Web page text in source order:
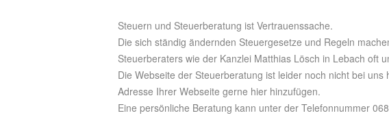
Steuern und Steuerberatung ist Vertrauenssache.
Die sich ständig ändernden Steuergesetze und Regeln
Steuerberaters wie der Kanzlei Matthias Lösch in Lebach oft
Die Webseite der Steuerberatung ist leider noch nicht bei
Adresse Ihrer Webseite gerne hier hinzufügen.
Eine persönliche Beratung kann unter der Telefonnummer